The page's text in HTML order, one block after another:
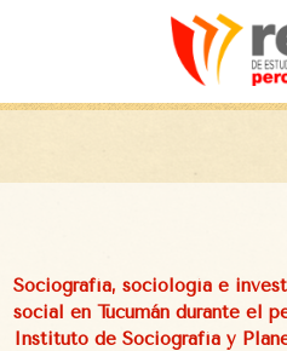
Sociografía, sociología e
social en Tucumán durante el
Instituto de Sociografía y